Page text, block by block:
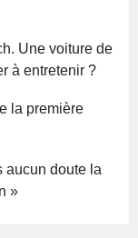
Une voiture de
à entretenir ?
la première
aucun doute la
»